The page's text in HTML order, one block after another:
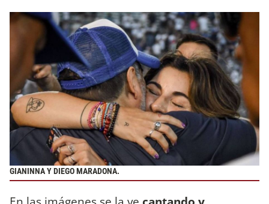
GIANINNA Y DIEGO MARADONA.